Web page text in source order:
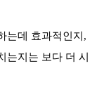
는데 효과적인지,
는지는 보다 더 시